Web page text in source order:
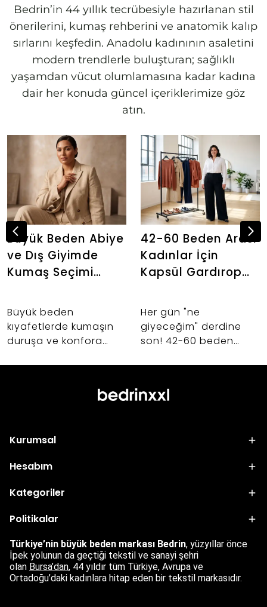
Bedrin’in 44 yıllık tecrübesiyle hazırlanan stil
önerilerini, kumaş rehberini ve anatomik kalıp
sırlarını keşfedin. Anadolu kadınının asaletini
modern trendlerle buluşturan; sağlıklı
yaşamdan vücut olumlamasına kadar kadına
dair her konuda güncel içeriklerimize göz
atın.
Büyük Beden Abiye
ve Dış Giyimde
Kumaş Seçimi
Büyük beden
kıyafetlerde kumaşın
duruşa ve konfora
takım ve dış giyim
kurtaracak kumaş
42-60 Beden Arası
Kadınlar İçin
Kapsül Gardırop
Her gün "ne
giyeceğim" derdine
son! 42-60 beden
uyumlu, şık ve hayat
gardırop oluşturmanın
Kurumsal
Hesabım
Kategoriler
Politikalar
Türkiye’nin büyük beden markası Bedrin, yüzyıllar önce
İpek yolunun da geçtiği tekstil ve sanayi şehri
olan Bursa’dan, 44 yıldır tüm Türkiye, Avrupa ve
Ortadoğu’daki kadınlara hitap eden bir tekstil markasıdır.